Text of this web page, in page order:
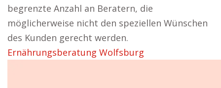
begrenzte Anzahl an Beratern, die
möglicherweise nicht den speziellen Wünschen
des Kunden gerecht werden.
Ernährungsberatung Wolfsburg